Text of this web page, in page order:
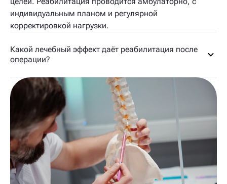
индивидуальным планом и регулярной
корректировкой нагрузки.
Какой лечебный эффект даёт реабилитация после
операции?